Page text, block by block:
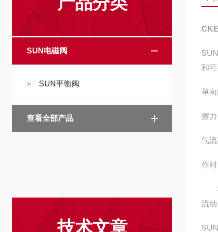
SUN电磁阀
SUN平衡阀
查看全部产品
技术文章
和
单
擦
气
作
流